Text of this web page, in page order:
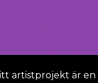
artistprojekt är en